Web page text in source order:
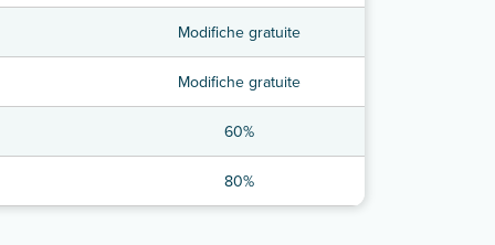
Modifiche gratuite
Modifiche gratuite
60%
80%